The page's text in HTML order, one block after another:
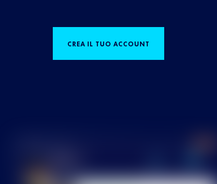
CREA IL TUO ACCOUNT